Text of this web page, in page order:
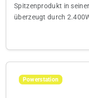
Spitzenprodukt in
überzeugt durch
Powerstation